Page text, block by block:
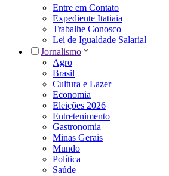
Entre em Contato
Expediente Itatiaia
Trabalhe Conosco
Lei de Igualdade Salarial
Jornalismo
Agro
Brasil
Cultura e Lazer
Economia
Eleições 2026
Entretenimento
Gastronomia
Minas Gerais
Mundo
Política
Saúde